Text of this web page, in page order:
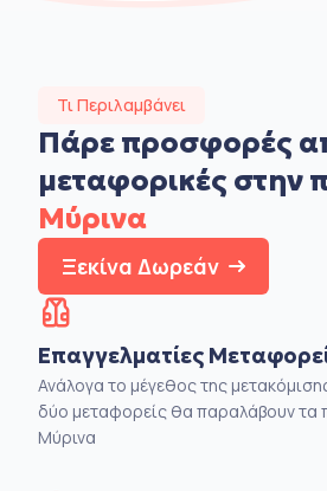
Τι Περιλαμβάνει
Πάρε προσφορές
μεταφορικές στην
Μύρινα
Ξεκίνα Δωρεάν
Επαγγελματίες
Ανάλογα το μέγεθος της
δύο μεταφορείς θα παραλάβουν τα
Μύρινα